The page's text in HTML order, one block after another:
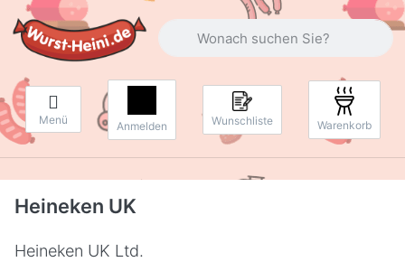
Geben Sie einen Suchbegriff ein.
Menü Anmelden Wunschliste Warenkorb
Heineken UK
Heineken UK Ltd.